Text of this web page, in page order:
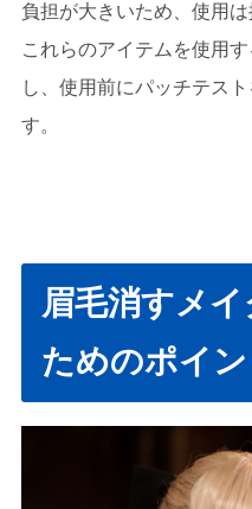
負担が大きいため、使用は
これらのアイテムを使用
し、使用前にパッチテス
す。
眉毛消すメ
ためのポイ